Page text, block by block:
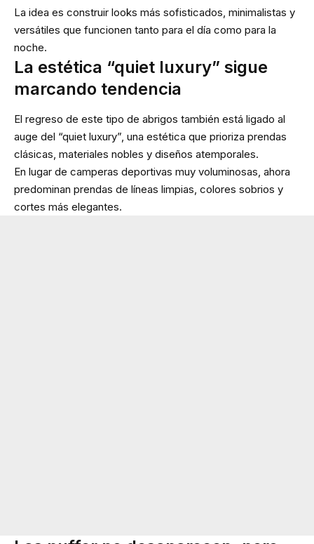
La idea es construir looks más sofisticados, minimalistas y
versátiles que funcionen tanto para el día como para la
noche.
La estética “quiet luxury” sigue
marcando tendencia
El regreso de este tipo de abrigos también está ligado al
auge del “quiet luxury”, una estética que prioriza prendas
clásicas, materiales nobles y diseños atemporales.
En lugar de camperas deportivas muy voluminosas, ahora
predominan prendas de líneas limpias, colores sobrios y
cortes más elegantes.